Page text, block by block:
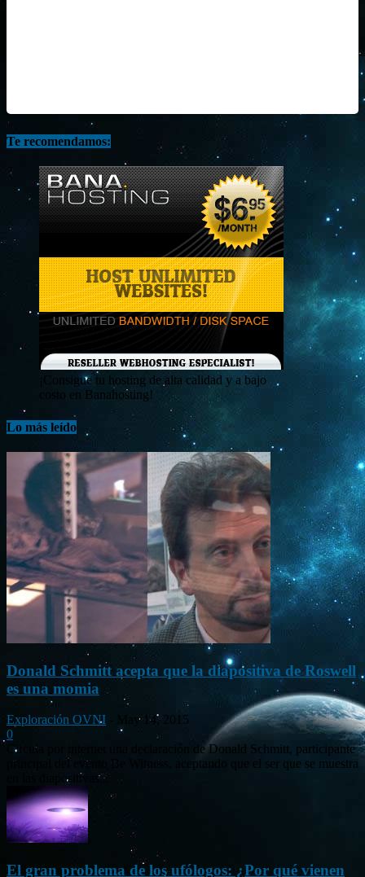
Te recomendamos:
¡Consigue tu hosting de alta calidad y a bajo
costo en Banahosting!
Lo más leído
Donald Schmitt acepta que la diapositiva de Roswell
es una momia
Exploración OVNI
May 14, 2015
0
Circula por internet una declaración de Donald Schmitt, participante
principal del evento Be Witness, aceptando que el ser que se muestra
en las diapositivas...
El gran problema de los ufólogos: ¿Por qué vienen